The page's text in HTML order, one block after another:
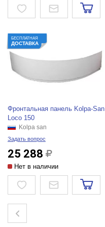
БЕСПЛАТНАЯ
ДОСТАВКА
Фронтальная панель Kolpa-San
Loco 150
Kolpa san
Задать вопрос
25 288
Нет в наличии